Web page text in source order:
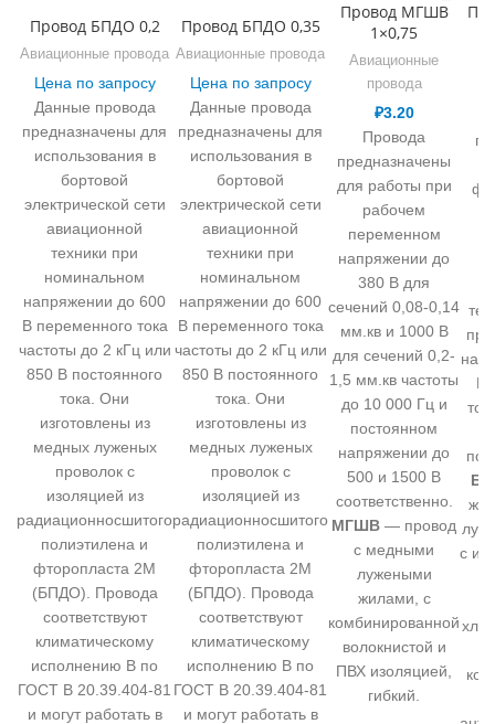
Провод БПДО 0,2
Авиационные провода
Цена по запросу
Данные провода
предназначены для
использования в
бортовой
электрической сети
авиационной
техники при
номинальном
напряжении до 600
В переменного тока
частоты до 2 кГц или
850 В постоянного
тока. Они
изготовлены из
медных луженых
проволок с
изоляцией из
радиационносшитого
полиэтилена и
фторопласта 2М
(БПДО). Провода
соответствуют
климатическому
исполнению В по
ГОСТ В 20.39.404-81
и могут работать в
Провод БПДО 0,35
Авиационные провода
Цена по запросу
Данные провода
предназначены для
использования в
бортовой
электрической сети
авиационной
техники при
номинальном
напряжении до 600
В переменного тока
частоты до 2 кГц или
850 В постоянного
тока. Они
изготовлены из
медных луженых
проволок с
изоляцией из
радиационносшитого
полиэтилена и
фторопласта 2М
(БПДО). Провода
соответствуют
климатическому
исполнению В по
ГОСТ В 20.39.404-81
и могут работать в
Провод МГШВ
1×0,75
Авиационные
провода
₽3.20
Провода
предназначены
для работы при
рабочем
переменном
напряжении до
380 В для
сечений 0,08-0,14
мм.кв и 1000 В
для сечений 0,2-
1,5 мм.кв частоты
до 10 000 Гц и
постоянном
напряжении до
500 и 1500 В
соответственно.
МГШВ — провод
с медными
лужеными
жилами, с
комбинированной
волокнистой и
ПВХ изоляцией,
гибкий.
В
с